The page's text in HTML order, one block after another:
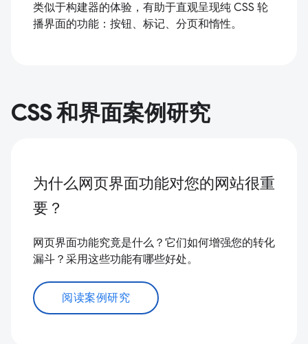
类似于构建器的体验，有助于直观呈现纯 CSS 轮
播界面的功能：按钮、标记、分页和惰性。
CSS 和界面案例研究
为什么网页界面功能对您的网站很重
要？
网页界面功能究竟是什么？它们如何增强您的转化
漏斗？采用这些功能有哪些好处。
阅读案例研究